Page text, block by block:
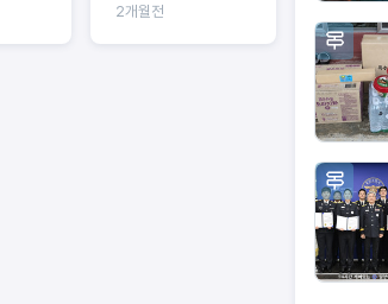
빵, 강아지 운동시키
기 달인 총출동
2개월전